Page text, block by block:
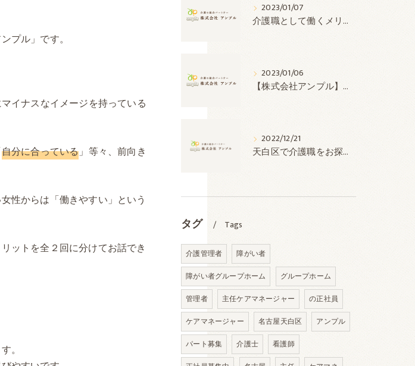
プル」です。
イナスなイメージを持っている
自分に合っている」等々、前向き
性からは「働きやすい」という
ットを全２回に分けてお話でき
。
2023/01/07
介護職として働くメリットは？②【株式会社アンプル】
2023/01/06
【株式会社アンプル】介護職として働くメリットは？①
2022/12/21
天白区で介護職をお探しの方へ【株式会社アンプル】
タグ Tags
介護管理者
障がい者
障がい者グループホーム
グループホーム
管理者
主任ケアマネージャー
の正社員
ケアマネージャー
名古屋天白区
アンプル
パート募集
介護士
看護師